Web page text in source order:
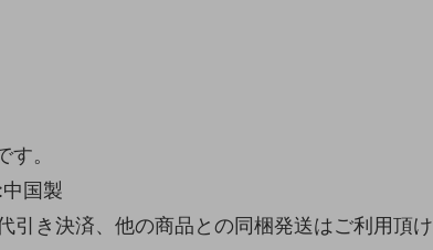
。
国製
引き決済、他の商品との同梱発送はご利用頂け